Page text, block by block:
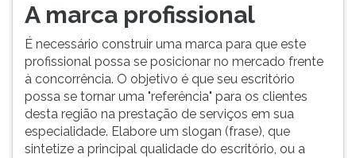
instrução
novamente.
A marca profissional
É necessário construir uma marca para que este
profissional possa se posicionar no mercado frente
à concorrência. O objetivo é que seu escritório
possa se tornar uma "referência" para os clientes
desta região na prestação de serviços em sua
especialidade. Elabore um slogan (frase), que
sintetize a principal qualidade do escritório, ou a